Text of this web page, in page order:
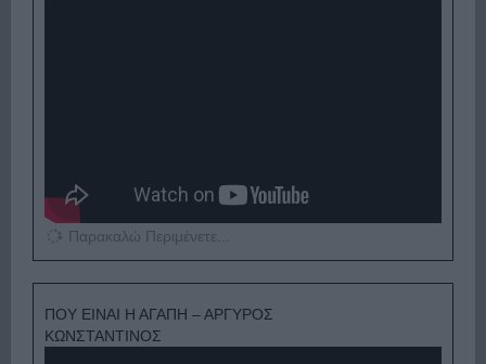
Παρακαλώ Περιμένετε...
ΠΟΥ ΕΙΝΑΙ Η ΑΓΑΠΗ – ΑΡΓΥΡΟΣ
ΚΩΝΣΤΑΝΤΙΝΟΣ